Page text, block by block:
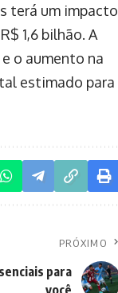
terá um impacto
1,6 bilhão. A
o aumento na
estimado para
PRÓXIMO
para
você